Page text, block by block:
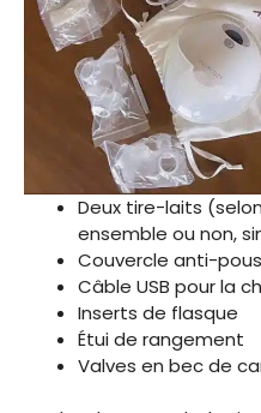
Deux tire-laits
ensemble ou non,
Couvercle anti-
Câble USB pour la
Inserts de flasque
Étui de rangement
Valves en bec de